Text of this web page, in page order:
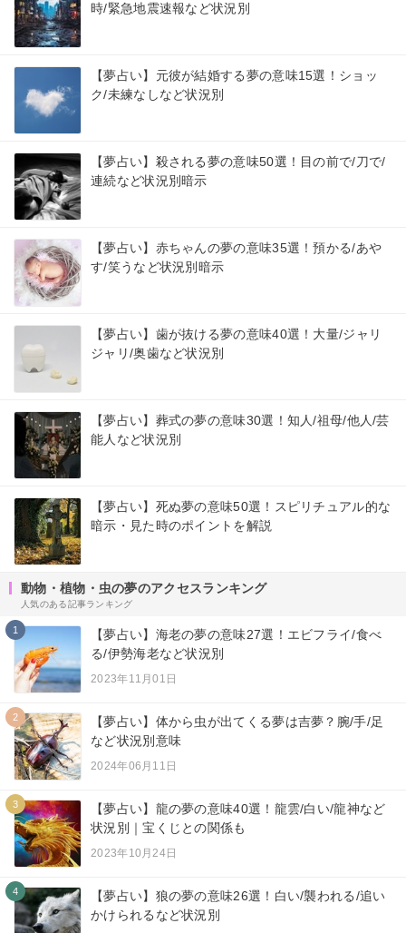
時/緊急地震速報など状況別
【夢占い】元彼が結婚する夢の意味15選！ショッ
ク/未練なしなど状況別
【夢占い】殺される夢の意味50選！目の前で/刀で/
連続など状況別暗示
【夢占い】赤ちゃんの夢の意味35選！預かる/あや
す/笑うなど状況別暗示
【夢占い】歯が抜ける夢の意味40選！大量/ジャリ
ジャリ/奥歯など状況別
【夢占い】葬式の夢の意味30選！知人/祖母/他人/芸
能人など状況別
【夢占い】死ぬ夢の意味50選！スピリチュアル的な
暗示・見た時のポイントを解説
動物・植物・虫の夢のアクセスランキング
人気のある記事ランキング
1
【夢占い】海老の夢の意味27選！エビフライ/食べ
る/伊勢海老など状況別
2023年11月01日
2
【夢占い】体から虫が出てくる夢は吉夢？腕/手/足
など状況別意味
2024年06月11日
3
【夢占い】龍の夢の意味40選！龍雲/白い/龍神など
状況別｜宝くじとの関係も
2023年10月24日
4
【夢占い】狼の夢の意味26選！白い/襲われる/追い
かけられるなど状況別